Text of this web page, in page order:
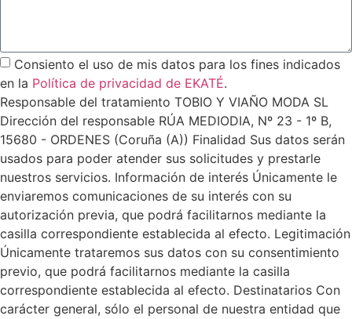
Consiento el uso de mis datos para los fines indicados
en la Política de privacidad de EKATÉ.
Responsable del tratamiento TOBIO Y VIAÑO MODA SL
Dirección del responsable RÚA MEDIODIA, Nº 23 - 1º B,
15680 - ORDENES (Coruña (A)) Finalidad Sus datos serán
usados para poder atender sus solicitudes y prestarle
nuestros servicios. Información de interés Únicamente le
enviaremos comunicaciones de su interés con su
autorización previa, que podrá facilitarnos mediante la
casilla correspondiente establecida al efecto. Legitimación
Únicamente trataremos sus datos con su consentimiento
previo, que podrá facilitarnos mediante la casilla
correspondiente establecida al efecto. Destinatarios Con
carácter general, sólo el personal de nuestra entidad que